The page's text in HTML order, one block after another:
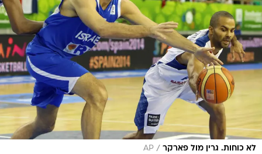
לא כוחות. גרין מול פארקר /
AP